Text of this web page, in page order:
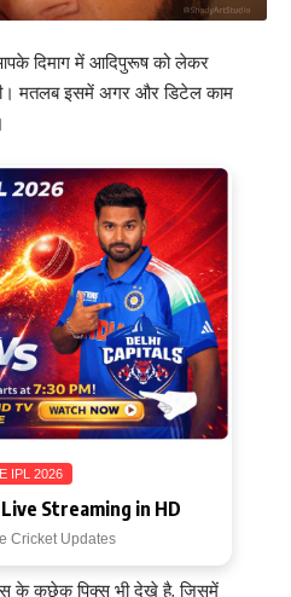
दिमाग में आदिपुरूष को लेकर
मतलब इसमें अगर और डिटेल काम
IPL 2026
Streaming in HD
Cricket Updates
के कुछेक पिक्स भी देखे है, जिसमें